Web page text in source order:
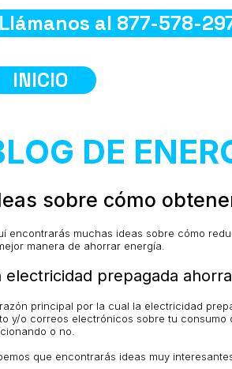
Llámanos al 877-578-
INICIO
DE
sobre cómo
encontrarás muchas ideas sobre cómo
manera de ahorrar energía.
electricidad prepagada
principal por la cual la electricidad
y/o correos electrónicos sobre tu
o no.
que encontrarás ideas muy